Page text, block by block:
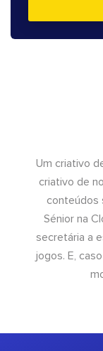
Um criativo
criativo de
conteúdos
Sénior na
secretária a
jogos. E,